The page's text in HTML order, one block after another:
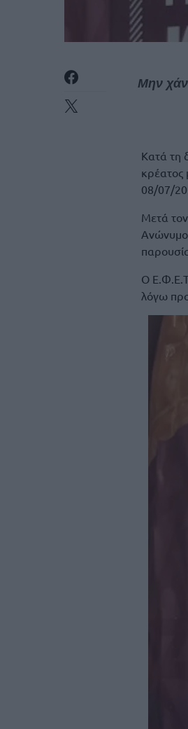
Μην
Κατά τη
κρέατος
08/07/
Μετά
Ο
λόγω